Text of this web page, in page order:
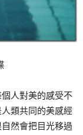
人對美的感受不
類共同的美感經
然會把目光移過